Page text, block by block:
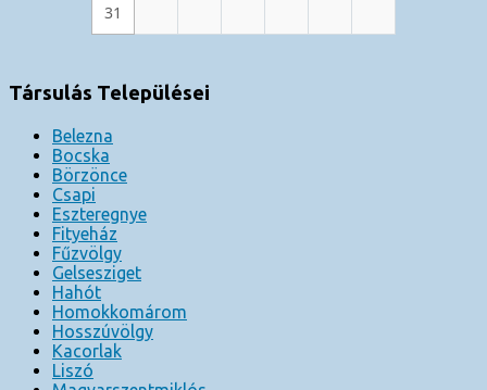
31
Társulás Települései
Belezna
Bocska
Börzönce
Csapi
Eszteregnye
Fityeház
Fűzvölgy
Gelsesziget
Hahót
Homokkomárom
Hosszúvölgy
Kacorlak
Liszó